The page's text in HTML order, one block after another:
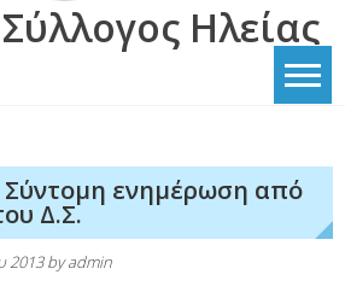
Ηλείας
Σύντομη ενημέρωση από
Δ.Σ.
2013byadmin